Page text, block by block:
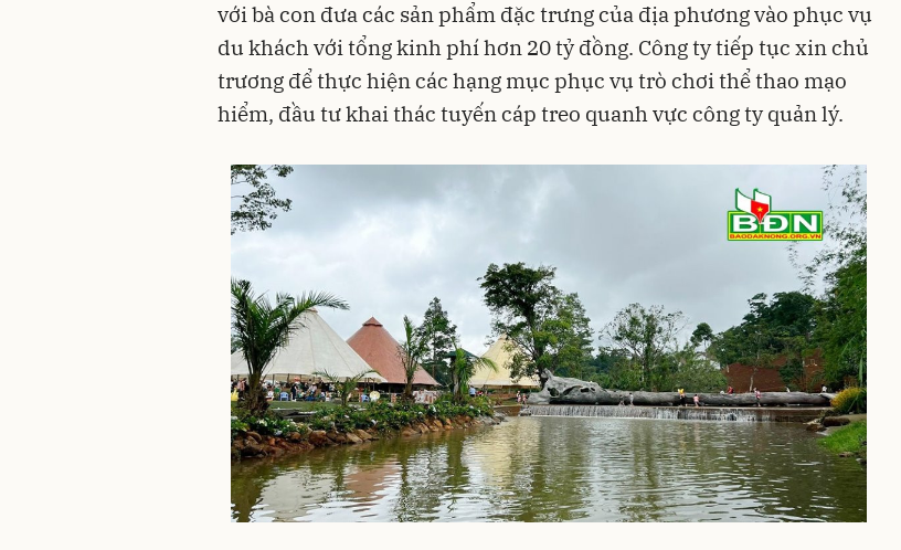
với bà con đưa các sản phẩm đặc trưng của địa phương vào phục vụ
du khách với tổng kinh phí hơn 20 tỷ đồng. Công ty tiếp tục xin chủ
trương để thực hiện các hạng mục phục vụ trò chơi thể thao mạo
hiểm, đầu tư khai thác tuyến cáp treo quanh vực công ty quản lý.